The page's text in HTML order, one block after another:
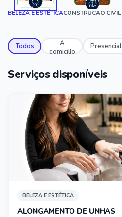
BELEZA E ESTÉTICACONSTRUCAO CIVIL
Todos
A
domicílio
Presencial
Serviços disponíveis
BELEZA E ESTÉTICA
ALONGAMENTO DE UNHAS